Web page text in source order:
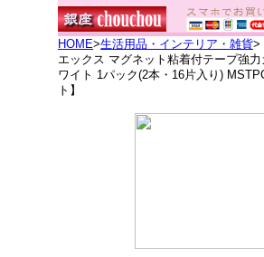
HOME>生活用品・インテリア・雑貨>
エックス マグネット粘着付テープ強
ワイト 1パック(2本・16片入り)
ト】